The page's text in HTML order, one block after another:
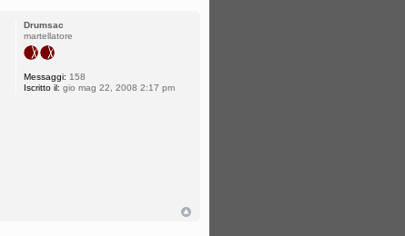
Drumsac
martellatore
Messaggi: 158
Iscritto il: gio mag 22, 2008 2:17 pm